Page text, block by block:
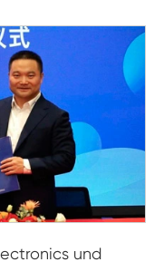
und